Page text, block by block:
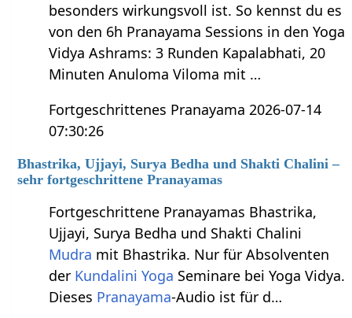
besonders wirkungsvoll ist. So kennst du es
von den 6h Pranayama Sessions in den Yoga
Vidya Ashrams: 3 Runden Kapalabhati, 20
Minuten Anuloma Viloma mit …
Fortgeschrittenes Pranayama 2026-07-14
07:30:26
Bhastrika, Ujjayi, Surya Bedha und Shakti Chalini –
sehr fortgeschrittene Pranayamas
Fortgeschrittene Pranayamas Bhastrika,
Ujjayi, Surya Bedha und Shakti Chalini
Mudra mit Bhastrika. Nur für Absolventen
der Kundalini Yoga Seminare bei Yoga Vidya.
Dieses Pranayama-Audio ist für d…